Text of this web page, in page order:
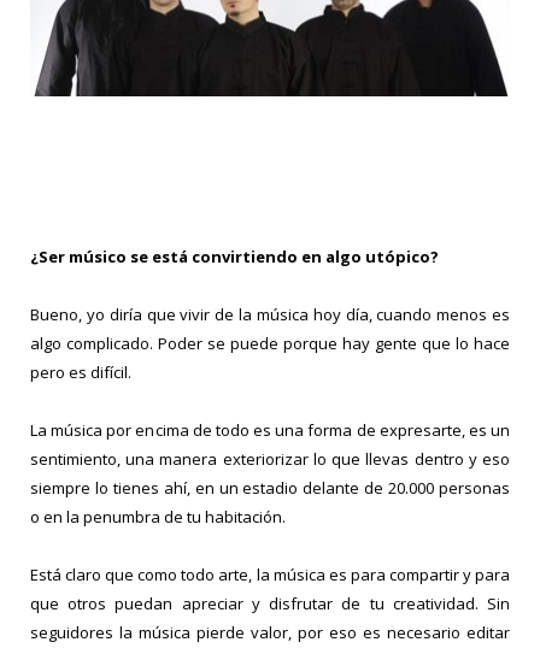
¿Ser músico se está convirtiendo en algo utópico?
Bueno, yo diría que vivir de la música hoy día, cuando menos es
algo complicado. Poder se puede porque hay gente que lo hace
pero es difícil.
La música por encima de todo es una forma de expresarte, es un
sentimiento, una manera exteriorizar lo que llevas dentro y eso
siempre lo tienes ahí, en un estadio delante de 20.000 personas
o en la penumbra de tu habitación.
Está claro que como todo arte, la música es para compartir y para
que otros puedan apreciar y disfrutar de tu creatividad. Sin
seguidores la música pierde valor, por eso es necesario editar